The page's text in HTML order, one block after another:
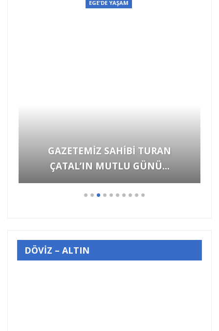
EGE'DE YAŞAM
Hayvanlara Yönelik Şiddet
Görüntülerine İzmir’den “YETER”…
DÖVİZ – ALTIN